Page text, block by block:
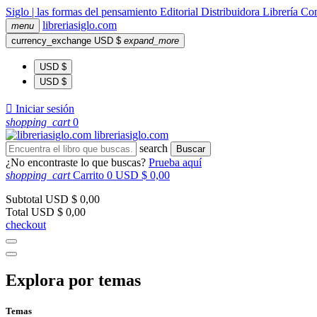
Siglo | las formas del pensamiento Editorial Distribuidora Librería
menu libreriasiglo.com
currency_exchange USD $ expand_more
USD $
USD $
 Iniciar sesión
shopping_cart 0
libreriasiglo.com
search
Buscar
¿No encontraste lo que buscas? Prueba aquí
shopping_cart Carrito 0 USD $ 0,00
Subtotal USD $ 0,00
Total USD $ 0,00
checkout
Explora por temas
Temas